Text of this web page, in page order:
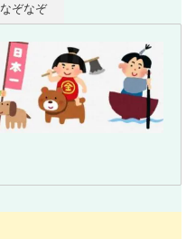
なぞなぞ